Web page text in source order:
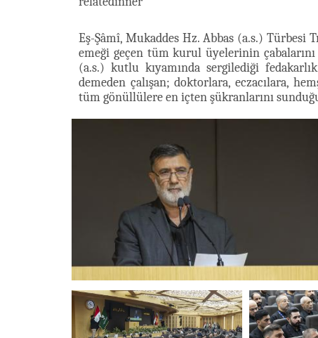
Eş-Şâmî, Mukaddes Hz. Abbas (a.s.)
emeği geçen tüm kurul üyelerinin
(a.s.) kutlu kıyamında sergilediği
demeden çalışan; doktorlara, eczacılara,
tüm gönüllülere en içten şükranlarını